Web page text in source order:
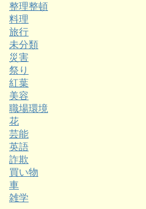
整理整頓
料理
旅行
未分類
災害
祭り
紅葉
美容
職場環境
花
芸能
英語
詐欺
買い物
車
雑学